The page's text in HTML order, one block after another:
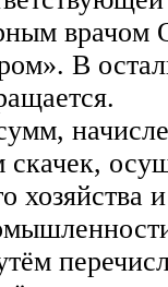
В
хозяйства и